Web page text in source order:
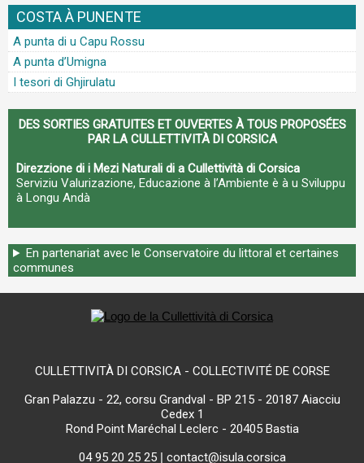
COSTA À PUNENTE
A punta di u Capu Rossu
A punta d’Umigna
I tesori di Ghjirulatu
DES SORTIES GRATUITES ET OUVERTES À TOUS PROPOSÉES
PAR LA CULLETTIVITÀ DI CORSICA
Direzzione di i Mezi Naturali di a Cullettività di Corsica
Serviziu Valurizazione, Educazione à l’Ambiente è à u Sviluppu
à Longu Andà
En partenariat avec le Conservatoire du littoral et certaines
communes
CULLETTIVITÀ DI CORSICA - COLLECTIVITÉ DE CORSE
Gran Palazzu - 22, corsu Grandval - BP 215 - 20187 Aiacciu
Cedex 1
Rond Point Maréchal Leclerc - 20405 Bastia
04 95 20 25 25| contact@isula.corsica